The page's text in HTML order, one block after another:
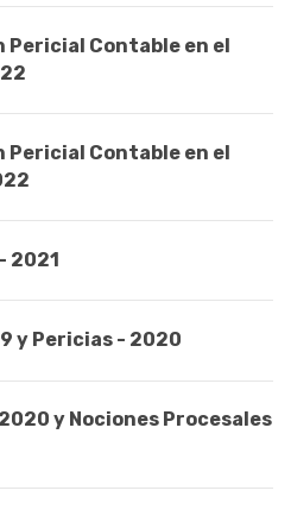
Pericial Contable en el
Pericial Contable en el
2021
y Pericias - 2020
y Nociones Procesales